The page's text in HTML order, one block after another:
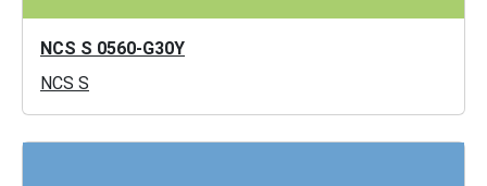
NCS S 0560-G30Y
NCS S